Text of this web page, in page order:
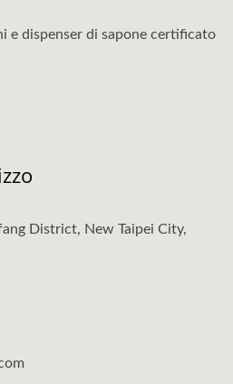
e dispenser di sapone certificato
District, New Taipei City,